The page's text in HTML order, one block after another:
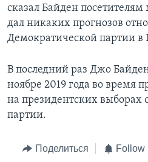
сказал Байден
дал никаких прогнозов
Демократической партии в
В последний раз Джо
ноябре 2019 года во время
на президентских выборах
партии.
Поделиться Follow